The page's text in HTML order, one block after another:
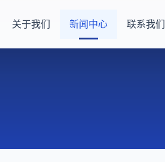
关于我们 新闻中心 联系我们